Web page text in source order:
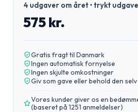
4 udgaver om året • trykt
575 kr.
Gratis fragt til Danmark
Ingen automatisk fornyelse
Ingen skjulte omkostninger
Giv som gave eller behold den selv
Vores kunder giver os en
(baseret på 1251 anmeldelser)